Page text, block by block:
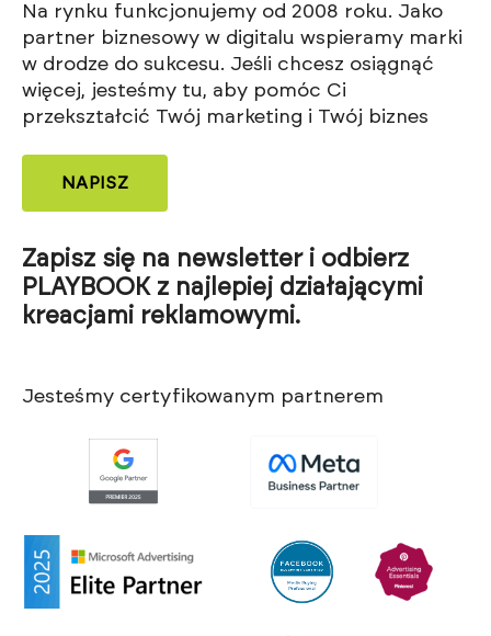
Na rynku funkcjonujemy od 2008 roku. Jako
partner biznesowy w digitalu wspieramy marki
w drodze do sukcesu. Jeśli chcesz osiągnąć
więcej, jesteśmy tu, aby pomóc Ci
przekształcić Twój marketing i Twój biznes
NAPISZ
Zapisz się na newsletter i odbierz
PLAYBOOK z najlepiej działającymi
kreacjami reklamowymi.
Jesteśmy certyfikowanym partnerem